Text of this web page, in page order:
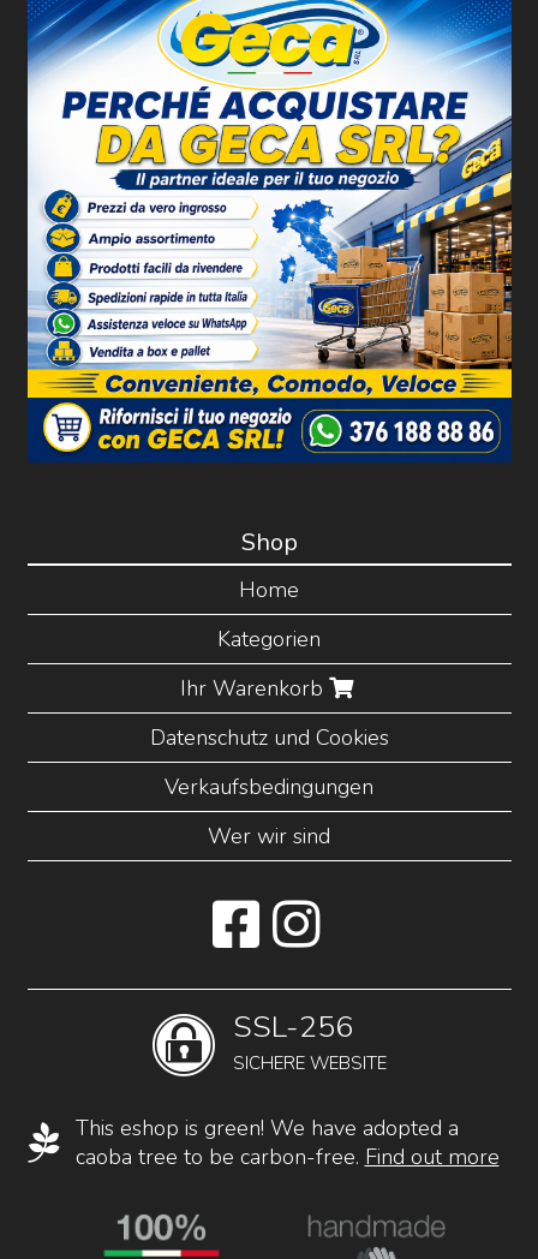
Shop
Home
Kategorien
Ihr Warenkorb
Datenschutz und Cookies
Verkaufsbedingungen
Wer wir sind
SSL-256
SICHERE WEBSITE
This eshop is green! We have adopted a
caoba tree to be carbon-free. Find out more